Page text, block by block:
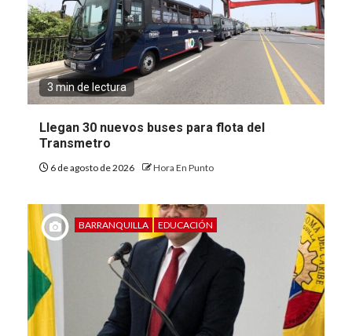
3 min de lectura
Llegan 30 nuevos buses para flota del
Transmetro
6 de agosto de 2026 Hora En Punto
BARRANQUILLA EDUCACIÓN